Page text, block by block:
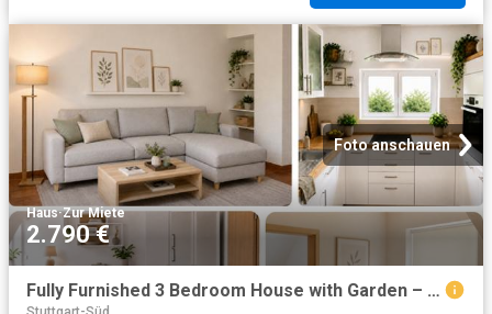
Foto anschauen
Haus·Zur Miete
2.790 €
Fully Furnished 3 Bedroom House with Garden – Owen / Stuttgart Region